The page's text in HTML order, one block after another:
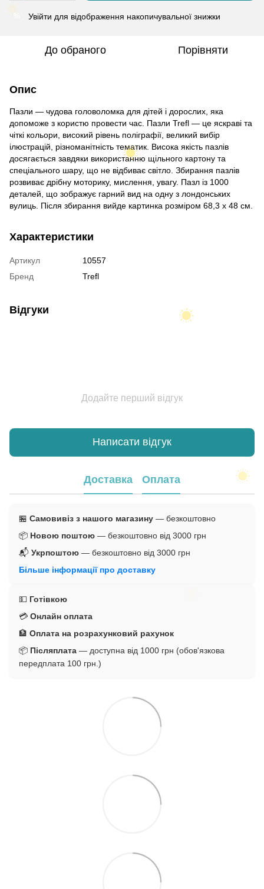
% Увійти для відображення накопичувальної знижки
До обраного Порівняти
Опис
Пазли — чудова головоломка для дітей і дорослих, яка
допоможе з користю провести час. Пазли Trefl — це яскраві та
чіткі кольори, високий рівень поліграфії, великий вибір
ілюстрацій, різноманітність тематик. Висока якість пазлів
досягається завдяки використанню щільного картону та
спеціального шару, що не відбиває світло. Збирання пазлів
розвиває дрібну моторику, мислення, увагу. Пазл із 1000
деталей, що зображує гарний вид на одну з лондонських
вулиць. Після збирання вийде картинка розміром 68,3 x 48 см.
Характеристики
Артикул
10557
Бренд
Trefl
Відгуки
Додайте перший відгук
Написати відгук
Доставка Оплата
🏪 Самовивіз з нашого магазину — безкоштовно
📦 Новою поштою — безкоштовно від 3000 грн
📬 Укрпоштою — безкоштовно від 3000 грн
Більше інформації про доставку
💵 Готівкою
💳 Онлайн оплата
🏦 Оплата на розрахунковий рахунок
📦 Післяплата — доступна від 1000 грн (обов'язкова
передплата 100 грн.)